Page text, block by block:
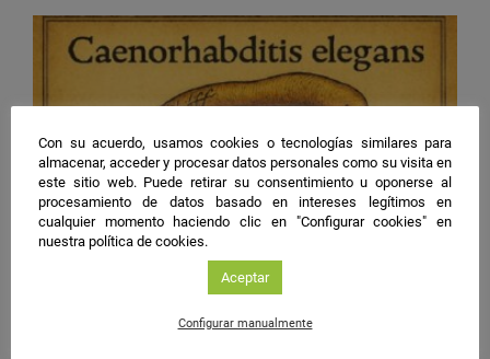
Calendar
25/09/2026 20:00
Biotecnología, Medicina
Con su acuerdo, usamos cookies o tecnologías similares para
almacenar, acceder y procesar datos personales como su visita en
este sitio web. Puede retirar su consentimiento u oponerse al
procesamiento de datos basado en intereses legítimos en
cualquier momento haciendo clic en "Configurar cookies" en
nuestra política de cookies.
Aceptar
Configurar manualmente